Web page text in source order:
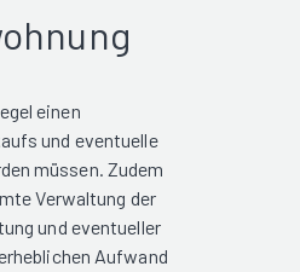
einen
und eventuelle
müssen. Zudem
Verwaltung der
und eventueller
Aufwand